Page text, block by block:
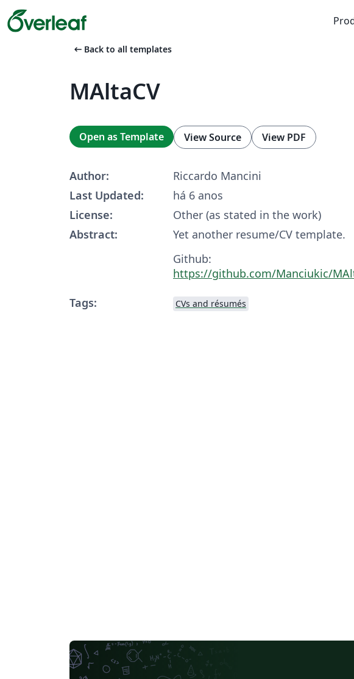
arrow_left_alt Back to all templates
MAltaCV
Open as Template View Source View PDF
Author:
Riccardo Mancini
Last Updated:
há 6 anos
License:
Other (as stated in the work)
Abstract:
Yet another resume/CV template.
Github:
https://github.com/Manciukic/
Tags:
CVs and résumés